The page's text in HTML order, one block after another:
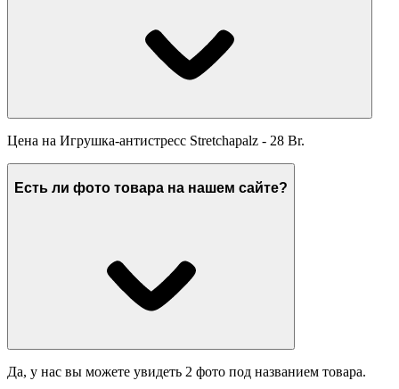
Цена на Игрушка-антистресс Stretchapalz - 28 Br.
Есть ли фото товара на нашем сайте?
Да, у нас вы можете увидеть 2 фото под названием товара.